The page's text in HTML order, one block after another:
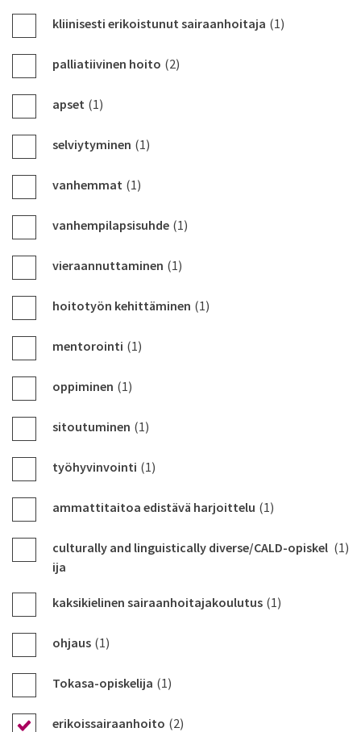
kliinisesti erikoistunut sairaanhoitaja (1)
palliatiivinen hoito (2)
apset (1)
selviytyminen (1)
vanhemmat (1)
vanhempilapsisuhde (1)
vieraannuttaminen (1)
hoitotyön kehittäminen (1)
mentorointi (1)
oppiminen (1)
sitoutuminen (1)
työhyvinvointi (1)
ammattitaitoa edistävä harjoittelu (1)
culturally and linguistically diverse/CALD-opiskel
ija
(1)
kaksikielinen sairaanhoitajakoulutus (1)
ohjaus (1)
Tokasa-opiskelija (1)
erikoissairaanhoito (2)